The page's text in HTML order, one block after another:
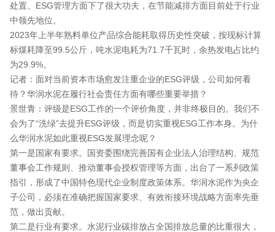
处置、ESG管理方面下了很大功夫，在节能减排方面目前处于行业
中领先地位。
2023年上半年熟料单位产品综合能耗取得历史性突破，按现标计算
标煤耗降至99.5公斤，吨水泥电耗为71.7千瓦时，余热发电占比约
为29.9%。
记者：面对当前资本市场愈发注重企业的ESG评级，公司如何看
待？华润水泥在履行社会责任方面有哪些重要举措？
景世青：评级是ESG工作的一个评价角度，并非终极目的。我们不
会为了“洗绿”去提升ESG评级，而是切实重视ESG工作本身。为什
么华润水泥如此重视ESG发展理念呢？
第一是国家有要求。国资委围绕完善国有企业法人治理结构、规范
董事会工作规则、推动董事会授权管理等方面，出台了一系列政策
指引，形成了中国特色现代企业制度政策体系。华润水泥作为央企
子公司，必须在准确把握国家要求、有效衔接环境战略方面率先垂
范，做出贡献。
第二是行业有要求。水泥行业碳排放占全国排放总量的比重很大，